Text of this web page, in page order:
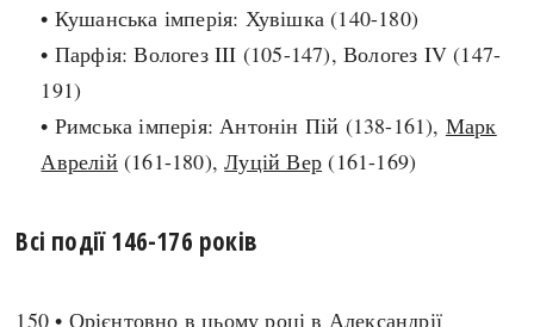
СЬОГОДНІ
ЗАГОЛОВКИ
ПРАВИЛА ЖИТТЯ
КРУГЛІ ДАТИ
КАРТИ
ФОТОІСТОРІЇ
• Кушанська імперія: Хувішка (140-180)
• Парфія: Вологез III (105-147), Вологез IV (147-
191)
• Римська імперія: Антонін Пій (138-161), Марк
Аврелій (161-180),Луцій Вер (161-169)
Всі події 146-176 років
150 • Орієнтовно в цьому році в Александрії